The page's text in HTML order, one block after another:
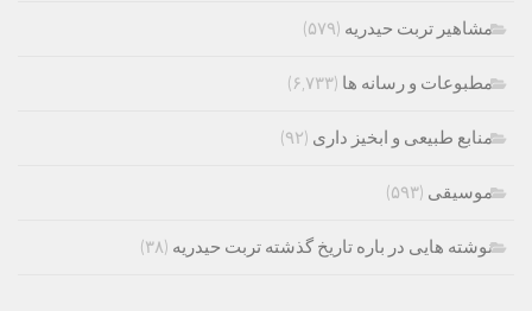
مشاهیر تربت حیدریه (۵۷۹)
مطبوعات و رسانه ها (۶,۷۳۳)
منابع طبیعی و ابخیز داری (۹۲)
موسیقی (۵۹۳)
نوشته هایی در باره تاریخ گذشته تربت حیدریه (۳۸)